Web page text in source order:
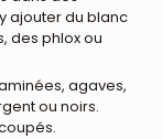
ajouter du blanc
des phlox ou
agaves,
ou noirs.